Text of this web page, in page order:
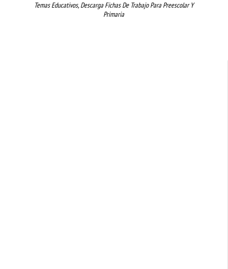
Temas Educativos, Descarga Fichas De Trabajo Para Preescolar Y
Primaria